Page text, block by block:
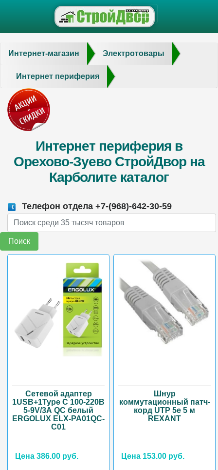
Интернет-магазин Электротовары
Интернет периферия
Интернет периферия в
Орехово-Зуево СтройДвор на
Карболите каталог
Телефон отдела +7-(968)-642-30-59
Поиск
Сетевой адаптер
1USB+1Type C 100-220B
5-9V/3А QC белый
ERGOLUX ELX-PA01QC-
C01
Цена 386.00 руб.
Шнур
коммутационный патч-
корд UTP 5e 5 м
REXANT
Цена 153.00 руб.